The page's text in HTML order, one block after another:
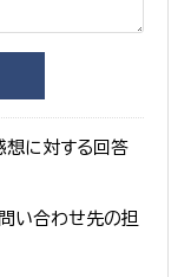
想に対する回答
い合わせ先の担